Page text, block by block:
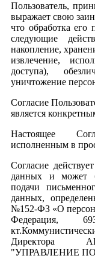
Пользователь,
выражает свою
что обработка его
следующие
накопление,
извлечение,
доступа),
уничтожение
Согласие
является
Настоящее
исполненным в
Согласие
данных и может
подачи
данных,
№152-ФЗ «О
Федерация,
Директора
"УПРАВЛЕНИЕ